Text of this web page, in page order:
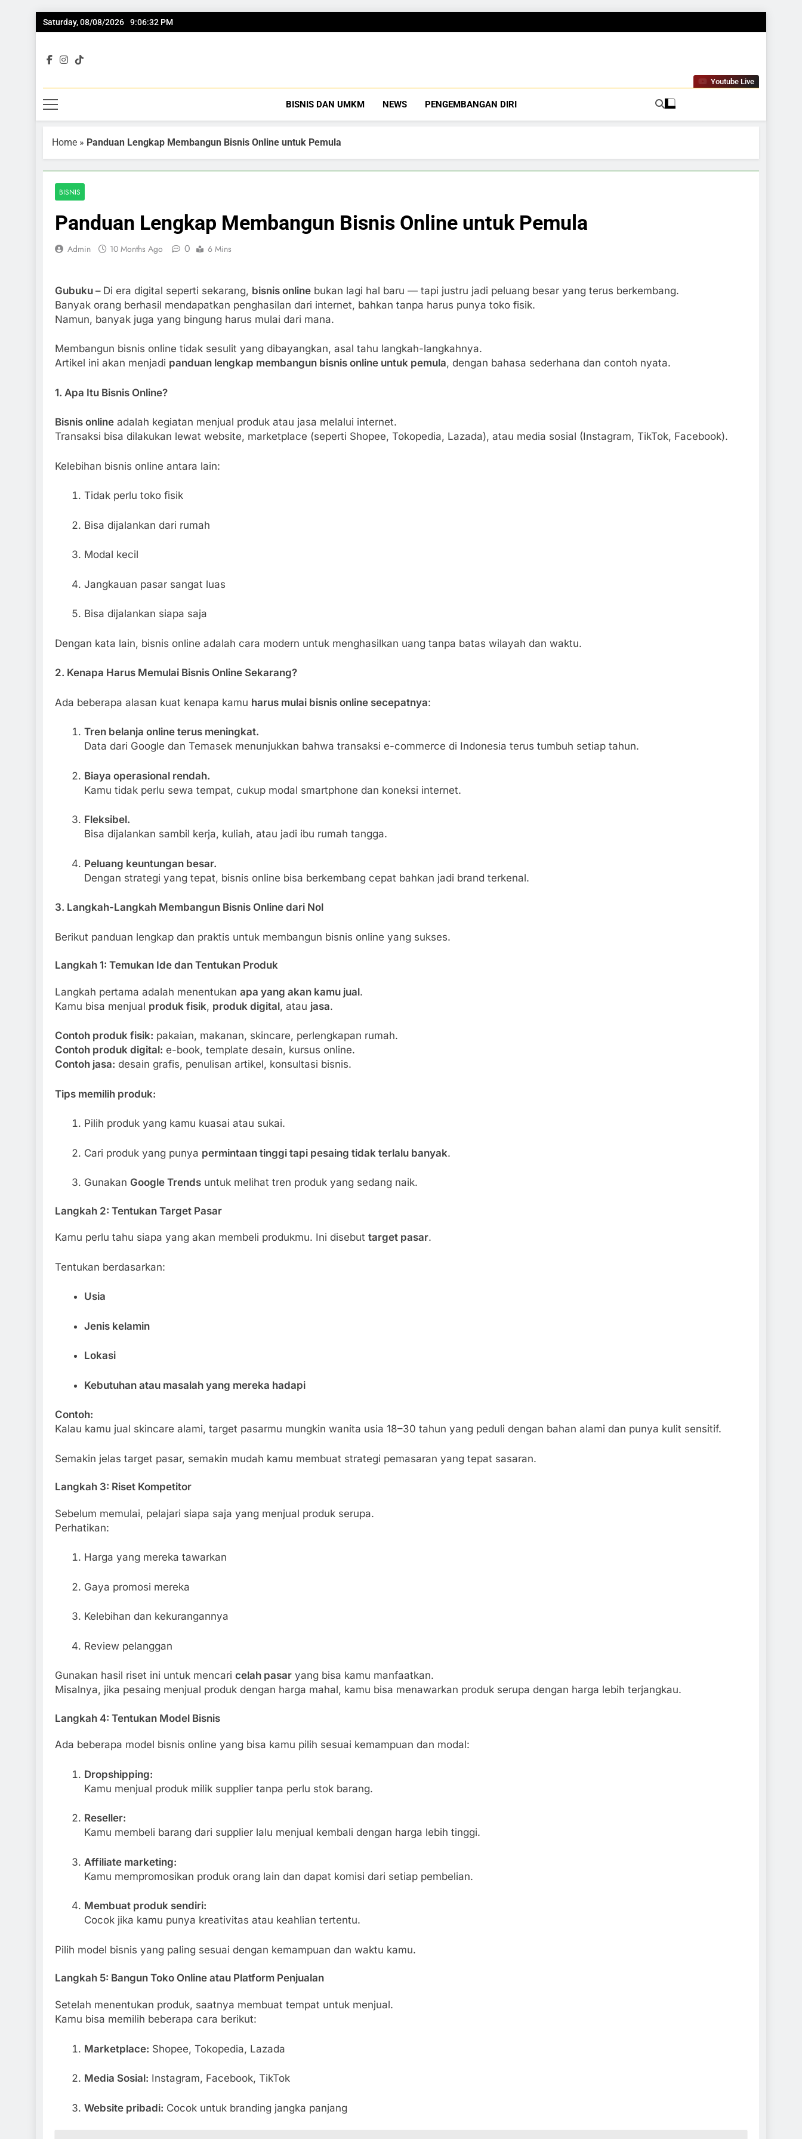
Saturday, 08/08/2026 9:06:33 PM
Youtube Live
BISNIS DAN UMKM NEWS PENGEMBANGAN DIRI
Home » Panduan Lengkap Membangun Bisnis Online untuk Pemula
BISNIS
Panduan Lengkap Membangun Bisnis Online untuk Pemula
Admin 10 Months Ago 0 6 Mins
Gubuku – Di era digital seperti sekarang, bisnis online bukan lagi hal baru — tapi justru jadi peluang besar yang terus berkembang.
Banyak orang berhasil mendapatkan penghasilan dari internet, bahkan tanpa harus punya toko fisik.
Namun, banyak juga yang bingung harus mulai dari mana.
Membangun bisnis online tidak sesulit yang dibayangkan, asal tahu langkah-langkahnya.
Artikel ini akan menjadi panduan lengkap membangun bisnis online untuk pemula, dengan bahasa sederhana dan contoh nyata.
1. Apa Itu Bisnis Online?
Bisnis online adalah kegiatan menjual produk atau jasa melalui internet.
Transaksi bisa dilakukan lewat website, marketplace (seperti Shopee, Tokopedia, Lazada), atau media sosial (Instagram, TikTok, Facebook).
Kelebihan bisnis online antara lain:
Tidak perlu toko fisik
Bisa dijalankan dari rumah
Modal kecil
Jangkauan pasar sangat luas
Bisa dijalankan siapa saja
Dengan kata lain, bisnis online adalah cara modern untuk menghasilkan uang tanpa batas wilayah dan waktu.
2. Kenapa Harus Memulai Bisnis Online Sekarang?
Ada beberapa alasan kuat kenapa kamu harus mulai bisnis online secepatnya:
Tren belanja online terus meningkat.
Data dari Google dan Temasek menunjukkan bahwa transaksi e-commerce di Indonesia terus tumbuh setiap tahun.
Biaya operasional rendah.
Kamu tidak perlu sewa tempat, cukup modal smartphone dan koneksi internet.
Fleksibel.
Bisa dijalankan sambil kerja, kuliah, atau jadi ibu rumah tangga.
Peluang keuntungan besar.
Dengan strategi yang tepat, bisnis online bisa berkembang cepat bahkan jadi brand terkenal.
3. Langkah-Langkah Membangun Bisnis Online dari Nol
Berikut panduan lengkap dan praktis untuk membangun bisnis online yang sukses.
Langkah 1: Temukan Ide dan Tentukan Produk
Langkah pertama adalah menentukan apa yang akan kamu jual.
Kamu bisa menjual produk fisik, produk digital, atau jasa.
Contoh produk fisik: pakaian, makanan, skincare, perlengkapan rumah.
Contoh produk digital: e-book, template desain, kursus online.
Contoh jasa: desain grafis, penulisan artikel, konsultasi bisnis.
Tips memilih produk:
Pilih produk yang kamu kuasai atau sukai.
Cari produk yang punya permintaan tinggi tapi pesaing tidak terlalu banyak.
Gunakan Google Trendsuntuk melihat tren produk yang sedang naik.
Langkah 2: Tentukan Target Pasar
Kamu perlu tahu siapa yang akan membeli produkmu. Ini disebut target pasar.
Tentukan berdasarkan:
Usia
Jenis kelamin
Lokasi
Kebutuhan atau masalah yang mereka hadapi
Contoh:
Kalau kamu jual skincare alami, target pasarmu mungkin wanita usia 18–30 tahun yang peduli dengan bahan alami dan punya kulit sensitif.
Semakin jelas target pasar, semakin mudah kamu membuat strategi pemasaran yang tepat sasaran.
Langkah 3: Riset Kompetitor
Sebelum memulai, pelajari siapa saja yang menjual produk serupa.
Perhatikan:
Harga yang mereka tawarkan
Gaya promosi mereka
Kelebihan dan kekurangannya
Review pelanggan
Gunakan hasil riset ini untuk mencari celah pasar yang bisa kamu manfaatkan.
Misalnya, jika pesaing menjual produk dengan harga mahal, kamu bisa menawarkan produk serupa dengan harga lebih terjangkau.
Langkah 4: Tentukan Model Bisnis
Ada beberapa model bisnis online yang bisa kamu pilih sesuai kemampuan dan modal:
Dropshipping:
Kamu menjual produk milik supplier tanpa perlu stok barang.
Reseller:
Kamu membeli barang dari supplier lalu menjual kembali dengan harga lebih tinggi.
Affiliate marketing:
Kamu mempromosikan produk orang lain dan dapat komisi dari setiap pembelian.
Membuat produk sendiri:
Cocok jika kamu punya kreativitas atau keahlian tertentu.
Pilih model bisnis yang paling sesuai dengan kemampuan dan waktu kamu.
Langkah 5: Bangun Toko Online atau Platform Penjualan
Setelah menentukan produk, saatnya membuat tempat untuk menjual.
Kamu bisa memilih beberapa cara berikut:
Marketplace: Shopee, Tokopedia, Lazada
Media Sosial: Instagram, Facebook, TikTok
Website pribadi: Cocok untuk branding jangka panjang